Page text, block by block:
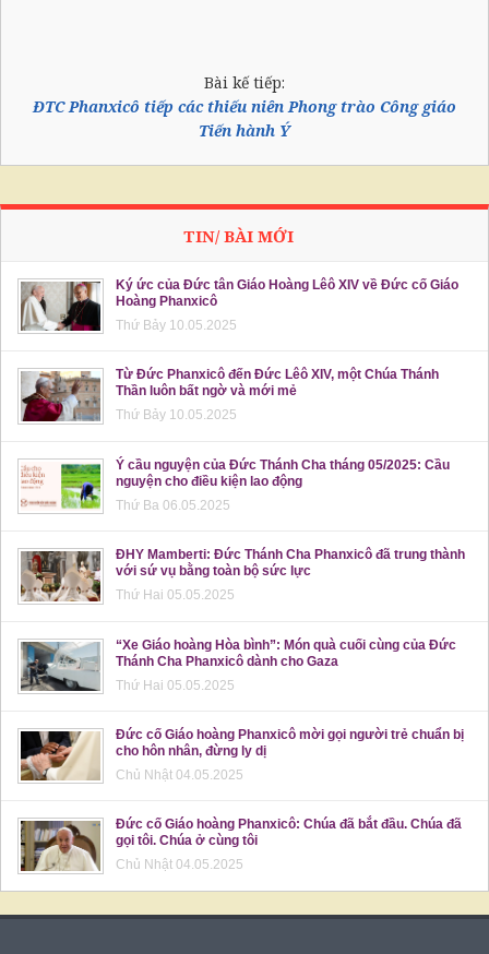
Bài kế tiếp:
ĐTC Phanxicô tiếp các thiếu niên Phong trào Công giáo
Tiến hành Ý
TIN/ BÀI MỚI
Ký ức của Đức tân Giáo Hoàng Lêô XIV về Đức cố Giáo
Hoàng Phanxicô
Thứ Bảy 10.05.2025
Từ Đức Phanxicô đến Đức Lêô XIV, một Chúa Thánh
Thần luôn bất ngờ và mới mẻ
Thứ Bảy 10.05.2025
Ý cầu nguyện của Đức Thánh Cha tháng 05/2025: Cầu
nguyện cho điều kiện lao động
Thứ Ba 06.05.2025
ĐHY Mamberti: Đức Thánh Cha Phanxicô đã trung thành
với sứ vụ bằng toàn bộ sức lực
Thứ Hai 05.05.2025
“Xe Giáo hoàng Hòa bình”: Món quà cuối cùng của Đức
Thánh Cha Phanxicô dành cho Gaza
Thứ Hai 05.05.2025
Đức cố Giáo hoàng Phanxicô mời gọi người trẻ chuẩn bị
cho hôn nhân, đừng ly dị
Chủ Nhật 04.05.2025
Đức cố Giáo hoàng Phanxicô: Chúa đã bắt đầu. Chúa đã
gọi tôi. Chúa ở cùng tôi
Chủ Nhật 04.05.2025